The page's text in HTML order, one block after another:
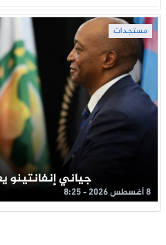
مستجدات
جياني إنفانتينو
8 أغسطس 2026 - 8:25